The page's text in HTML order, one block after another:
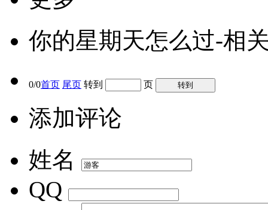
你的星期天怎么过-相
0/0首页 尾页 转到 页
添加评论
姓名
QQ